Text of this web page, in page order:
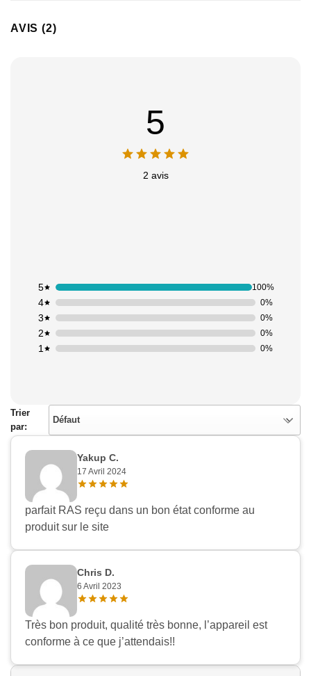
AVIS (2)
5
2 avis
1 0%
2 0%
3 0%
4 0%
5 100%
Trier
par:
Défaut
Yakup C.
17 Avril 2024
parfait RAS reçu dans un bon état conforme au
produit sur le site
Chris D.
6 Avril 2023
Très bon produit, qualité très bonne, l’appareil est
conforme à ce que j’attendais!!